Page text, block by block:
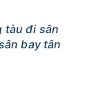
tàu đi sân
bay tân